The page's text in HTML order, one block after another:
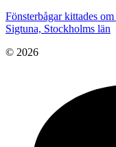
Fönsterbågar kittades
Sigtuna, Stockholms län
© 2026